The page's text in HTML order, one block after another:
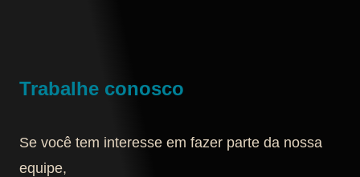
Trabalhe conosco
Se você tem interesse em fazer parte da nossa
equipe,